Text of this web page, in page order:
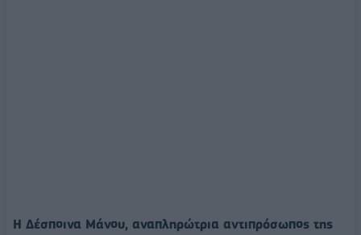
Η Δέσποινα Μάνου, αναπληρώτρια αντιπρόσωπος της